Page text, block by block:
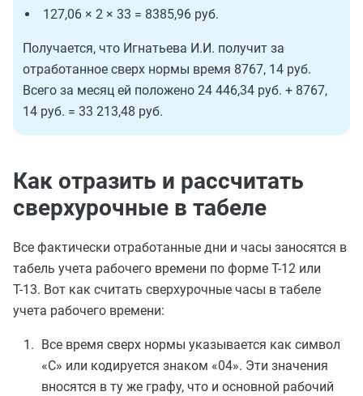
127,06 × 2 × 33 = 8385,96 руб.
Получается, что Игнатьева И.И. получит за
отработанное сверх нормы время 8767, 14 руб.
Всего за месяц ей положено 24 446,34 руб. + 8767,
14 руб. = 33 213,48 руб.
Как отразить и рассчитать
сверхурочные в табеле
Все фактически отработанные дни и часы заносятся в
табель учета рабочего времени по форме Т-12 или
Т-13. Вот как считать сверхурочные часы в табеле
учета рабочего времени:
Все время сверх нормы указывается как символ
«С» или кодируется знаком «04». Эти значения
вносятся в ту же графу, что и основной рабочий